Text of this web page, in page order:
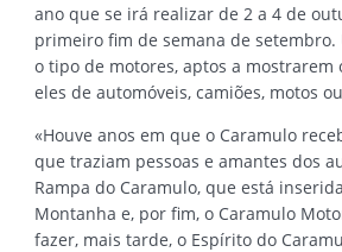
ano que se irá realizar de 2 a 4 de
primeiro fim de semana de
o tipo de motores, aptos a mostrarem
eles de automóveis, camiões, motos
«Houve anos em que o Caramulo
que traziam pessoas e amantes dos
Rampa do Caramulo, que está
Montanha e, por fim, o Caramulo
fazer, mais tarde, o Espírito do